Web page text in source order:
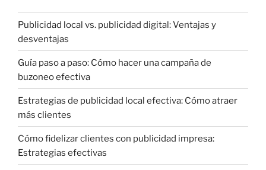
Publicidad local vs. publicidad digital: Ventajas y
desventajas
Guía paso a paso: Cómo hacer una campaña de
buzoneo efectiva
Estrategias de publicidad local efectiva: Cómo atraer
más clientes
Cómo fidelizar clientes con publicidad impresa:
Estrategias efectivas